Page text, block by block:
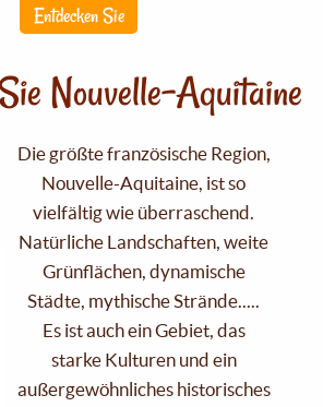
Entdecken Sie
Nouvelle-Aquitaine
Die größte französische Region,
Nouvelle-Aquitaine, ist so
vielfältig wie überraschend.
Natürliche Landschaften, weite
Grünflächen, dynamische
Städte, mythische Strände.....
Es ist auch ein Gebiet, das
starke Kulturen und ein
außergewöhnliches historisches